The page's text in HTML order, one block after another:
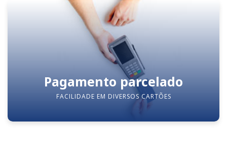
Pagamento parcelado
FACILIDADE EM DIVERSOS CARTÕES